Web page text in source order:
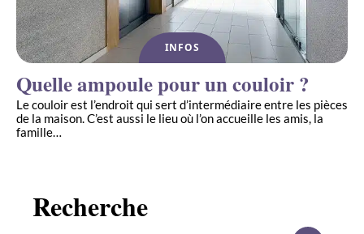
INFOS
Quelle ampoule pour un couloir ?
Le couloir est l’endroit qui sert d’intermédiaire entre les pièces
de la maison. C’est aussi le lieu où l’on accueille les amis, la
famille
Recherche